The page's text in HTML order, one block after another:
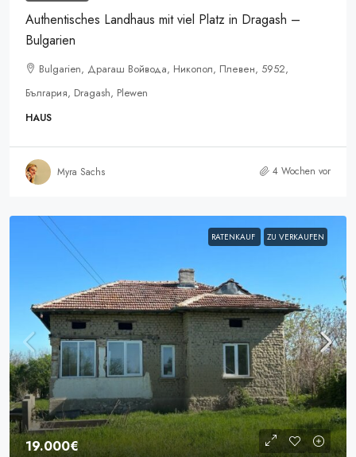
Authentisches Landhaus mit viel Platz in Dragash –
Bulgarien
Bulgarien, Драгаш Войвода, Никопол, Плевен, 5952,
България, Dragash, Plewen
HAUS
Myra Sachs 4 Wochen vor
RATENKAUF ZU VERKAUFEN
19.000€